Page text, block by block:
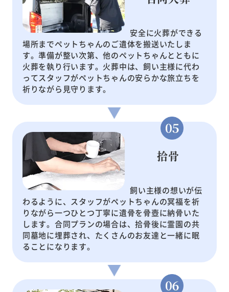
安全に火葬ができる
場所までペットちゃんのご遺体を搬送いたしま
す。準備が整い次第、他のペットちゃんとともに
火葬を執り行います。火葬中は、飼い主様に代わ
ってスタッフがペットちゃんの安らかな旅立ちを
祈りながら見守ります。
拾骨
飼い主様の想いが伝
わるように、スタッフがペットちゃんの冥福を祈
りながら一つひとつ丁寧に遺骨を骨壺に納骨いた
します。合同プランの場合は、拾骨後に霊園の共
同墓地に埋葬され、たくさんのお友達と一緒に眠
ることになります。